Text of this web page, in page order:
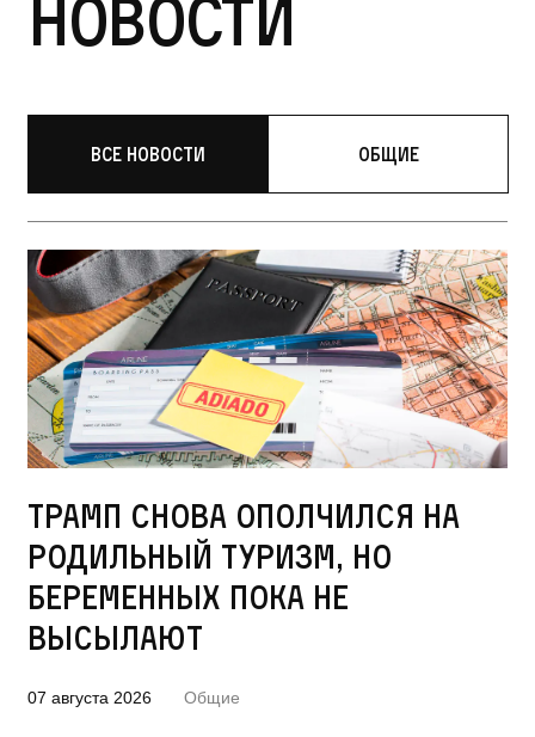
Новости
Все новости Общие
Трамп снова ополчился на
родильный туризм, но
беременных пока не
высылают
07 августа 2026 Общие